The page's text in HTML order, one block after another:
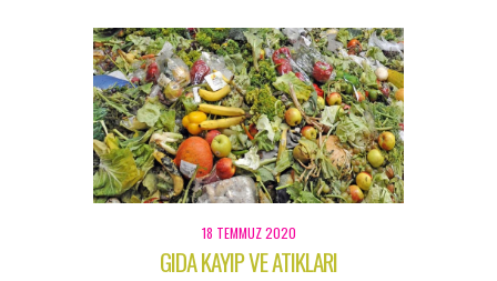
18 TEMMUZ 2020
GIDA KAYIP VE ATIKLARI